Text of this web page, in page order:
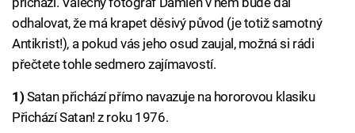
Sledujte nás
odhalovat, že má krapet děsivý původ (je totiž samotný
Antikrist!), a pokud vás jeho osud zaujal, možná si rádi
přečtete tohle sedmero zajímavostí.
1) Satan přichází přímo navazuje na hororovou klasiku
Přichází Satan! z roku 1976.